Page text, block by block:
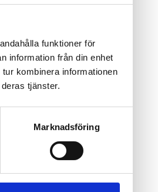
funktioner för
information från din enhet
kombinera informationen
tjänster.
Marknadsföring